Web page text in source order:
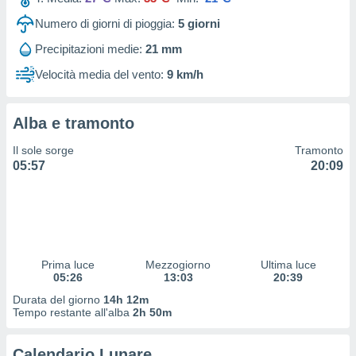
profili
per
profili
o la
Numero di giorni di pioggia: 5 giorni
Precipitazioni medie: 21 mm
Velocità media del vento: 9 km/h
Alba e tramonto
Il sole sorge
05:57
Tramonto
20:09
Prima luce
05:26
Mezzogiorno
13:03
Ultima luce
20:39
Durata del giorno 14h 12m
Tempo restante all'alba 2h 50m